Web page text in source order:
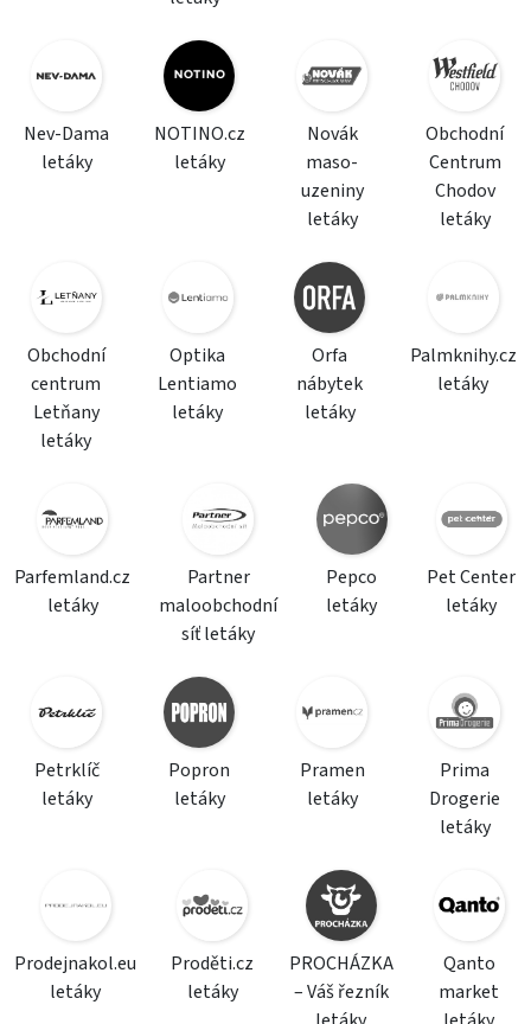
Nev-Dama
letáky
NOTINO.cz
letáky
Novák
maso-
uzeniny
letáky
Obchodní
Centrum
Chodov
letáky
Obchodní
centrum
Letňany
letáky
Optika
Lentiamo
letáky
Orfa
nábytek
letáky
Palmknihy.cz
letáky
Parfemland.cz
letáky
Partner
maloobchodní
síť letáky
Pepco
letáky
Pet Center
letáky
Petrklíč
letáky
Popron
letáky
Pramen
letáky
Prima
Drogerie
letáky
Prodejnakol.eu
letáky
Proděti.cz
letáky
PROCHÁZKA
– Váš řezník
Qanto
market